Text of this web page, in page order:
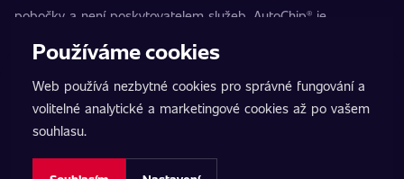
pobočky a není poskytovatelem služeb. AutoChip® je
registrovaná ochranná známka Petra Kučery. Úpravy, které
nezpůsobilosti vozidla k provozu na pozemních komunikacích.
Přesné informace poskytuje vždy konkrétní provozovatel
pobočky.
Používáme cookies
Web používá nezbytné cookies pro správné fungování a
volitelné analytické a marketingové cookies až po vašem
souhlasu.